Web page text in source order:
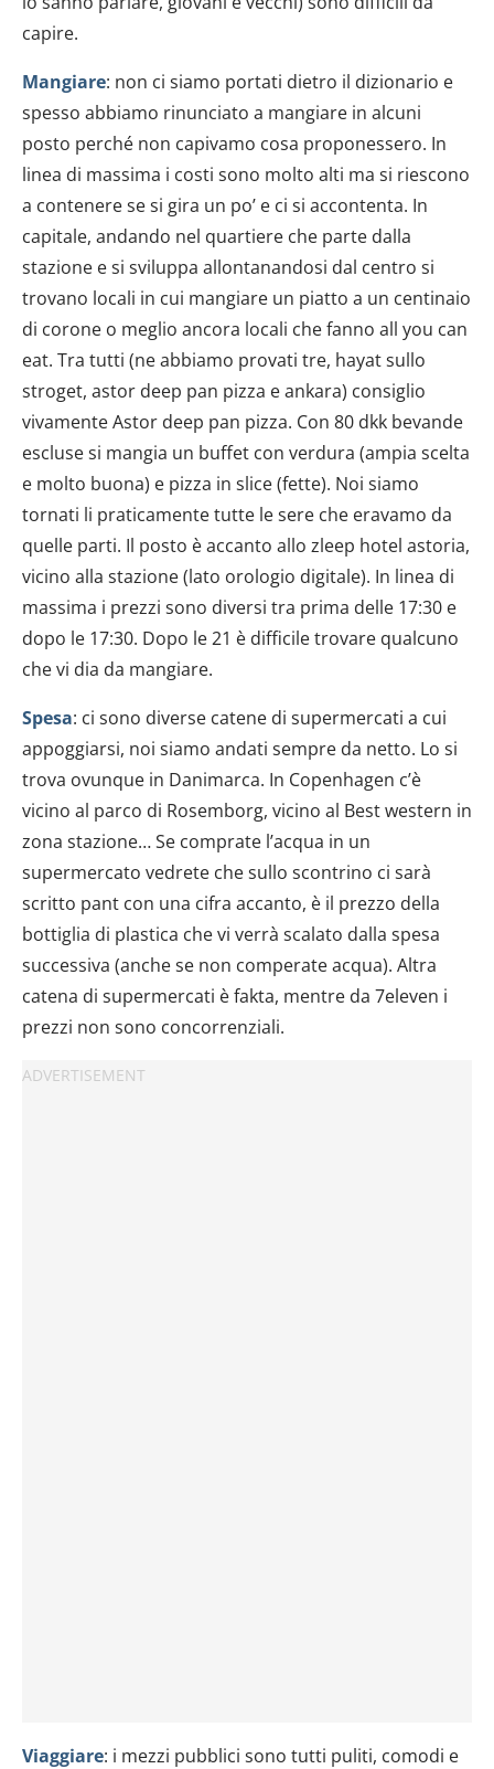
capire.
Mangiare: non ci siamo portati dietro il dizionario e
spesso abbiamo rinunciato a mangiare in alcuni
posto perché non capivamo cosa proponessero. In
linea di massima i costi sono molto alti ma si riescono
a contenere se si gira un po’ e ci si accontenta. In
capitale, andando nel quartiere che parte dalla
stazione e si sviluppa allontanandosi dal centro si
trovano locali in cui mangiare un piatto a un centinaio
di corone o meglio ancora locali che fanno all you can
eat. Tra tutti (ne abbiamo provati tre, hayat sullo
stroget, astor deep pan pizza e ankara) consiglio
vivamente Astor deep pan pizza. Con 80 dkk bevande
escluse si mangia un buffet con verdura (ampia scelta
e molto buona) e pizza in slice (fette). Noi siamo
tornati li praticamente tutte le sere che eravamo da
quelle parti. Il posto è accanto allo zleep hotel astoria,
vicino alla stazione (lato orologio digitale). In linea di
massima i prezzi sono diversi tra prima delle 17:30 e
dopo le 17:30. Dopo le 21 è difficile trovare qualcuno
che vi dia da mangiare.
Spesa: ci sono diverse catene di supermercati a cui
appoggiarsi, noi siamo andati sempre da netto. Lo si
trova ovunque in Danimarca. In Copenhagen c’è
vicino al parco di Rosemborg, vicino al Best western in
zona stazione… Se comprate l’acqua in un
supermercato vedrete che sullo scontrino ci sarà
scritto pant con una cifra accanto, è il prezzo della
bottiglia di plastica che vi verrà scalato dalla spesa
successiva (anche se non comperate acqua). Altra
catena di supermercati è fakta, mentre da 7eleven i
prezzi non sono concorrenziali.
Viaggiare: i mezzi pubblici sono tutti puliti, comodi e